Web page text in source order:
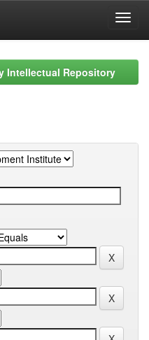
Intellectual Repository